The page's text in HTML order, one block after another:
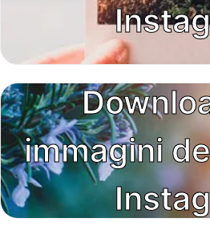
immagini